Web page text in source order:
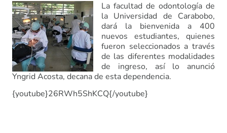
La facultad de odontología de
la Universidad de Carabobo,
dará la bienvenida a 400
nuevos estudiantes, quienes
fueron seleccionados a través
de las diferentes modalidades
de ingreso, así lo anunció
Yngrid Acosta, decana de esta dependencia.
{youtube}26RWh5ShKCQ{/youtube}